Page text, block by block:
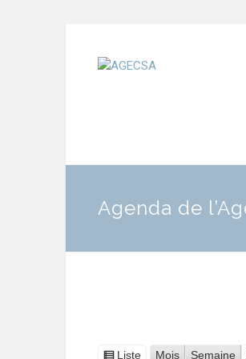
Agenda de
Liste Mois Semaine